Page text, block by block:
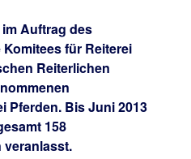
Auftrag des
für Reiterei
Reiterlichen
Pferden. Bis Juni 2013
158